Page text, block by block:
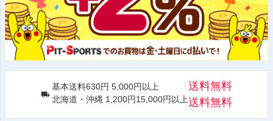
基本送料630円 5,000円以上
北海道・沖縄 1,200円15,000円以上
送料無料
送料無料